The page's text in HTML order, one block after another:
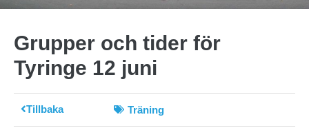
Grupper och tider för
Tyringe 12 juni
Tillbaka Träning